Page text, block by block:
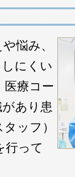
悩み、
にくい
医療コー
あり患
ッフ）
行って